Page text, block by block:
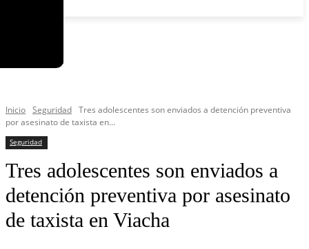
Inicio Seguridad Tres adolescentes son enviados a detención preventiva
por asesinato de taxista en...
Seguridad
Tres adolescentes son enviados a
detención preventiva por asesinato
de taxista en Viacha